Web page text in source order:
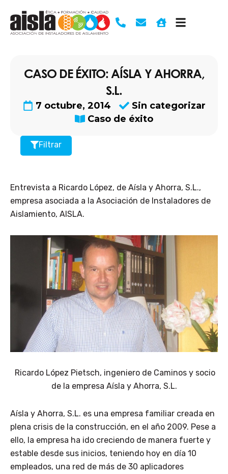
contenido
CASO DE ÉXITO: AÍSLA Y AHORRA,
S.L.
7 octubre, 2014
Sin categorizar
Caso de éxito
Filtrar
Entrevista a Ricardo López, de Aísla y Ahorra, S.L.,
empresa asociada a la Asociación de Instaladores de
Aislamiento, AISLA.
Ricardo López Pietsch, ingeniero de Caminos y socio
de la empresa Aísla y Ahorra, S.L.
Aísla y Ahorra, S.L. es una empresa familiar creada en
plena crisis de la construcción, en el año 2009. Pese a
ello, la empresa ha ido creciendo de manera fuerte y
estable desde sus inicios, teniendo hoy en día 10
empleados, una red de más de 30 aplicadores